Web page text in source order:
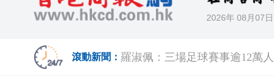
2026年 08月07日
滾動新聞： 羅淑佩：三場足球賽事逾12萬